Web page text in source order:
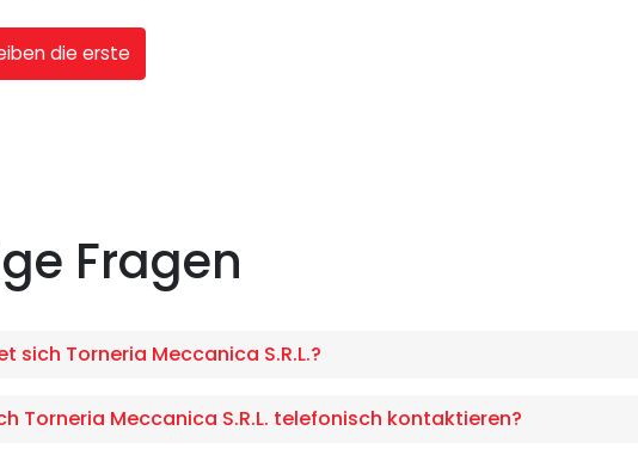
die erste
Fragen
sich Torneria Meccanica S.R.L.?
Torneria Meccanica S.R.L. telefonisch kontaktieren?